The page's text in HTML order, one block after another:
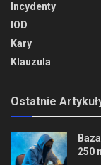
Incydenty
IOD
Kary
Klauzula
Ostatnie
250